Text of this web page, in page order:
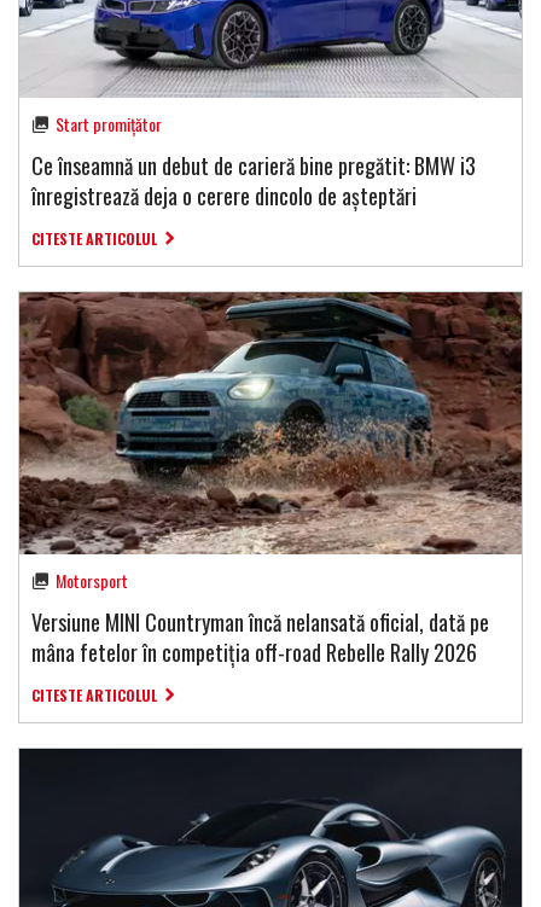
Start promițător
Ce înseamnă un debut de carieră bine pregătit: BMW i3
înregistrează deja o cerere dincolo de așteptări
CITESTE ARTICOLUL
Motorsport
Versiune MINI Countryman încă nelansată oficial, dată pe
mâna fetelor în competiția off-road Rebelle Rally 2026
CITESTE ARTICOLUL